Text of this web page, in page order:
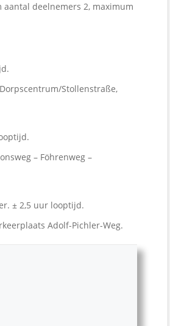
deelnemers 2, maximum
Stollenstraße,
– Föhrenweg –
± 2,5 uur looptijd.
Adolf-Pichler-Weg.